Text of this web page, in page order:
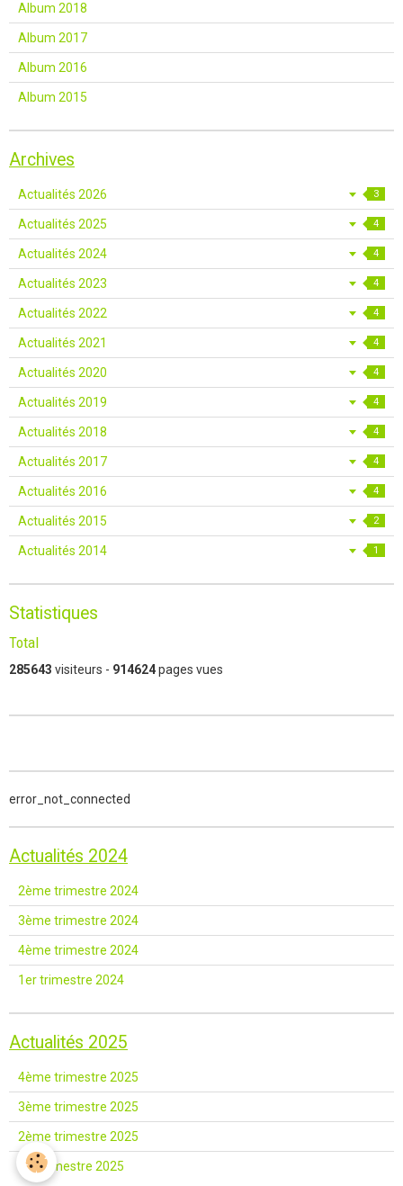
Album 2018
Album 2017
Album 2016
Album 2015
Archives
Actualités 2026 3
Actualités 2025 4
Actualités 2024 4
Actualités 2023 4
Actualités 2022 4
Actualités 2021 4
Actualités 2020 4
Actualités 2019 4
Actualités 2018 4
Actualités 2017 4
Actualités 2016 4
Actualités 2015 2
Actualités 2014 1
Statistiques
Total
285643 visiteurs - 914624pages vues
error_not_connected
Actualités 2024
2ème trimestre 2024
3ème trimestre 2024
4ème trimestre 2024
1er trimestre 2024
Actualités 2025
4ème trimestre 2025
3ème trimestre 2025
2ème trimestre 2025
1er trimestre 2025